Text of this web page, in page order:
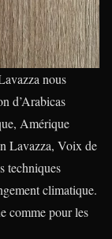
nous
d’Arabicas
Amérique
Lavazza, Voix de
techniques
climatique.
comme pour les